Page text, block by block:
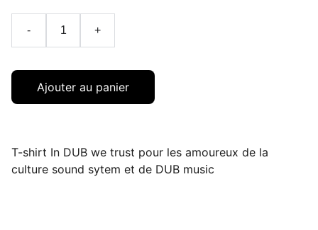
- +
Ajouter au panier
T-shirt In DUB we trust pour les amoureux de la
culture sound sytem et de DUB music